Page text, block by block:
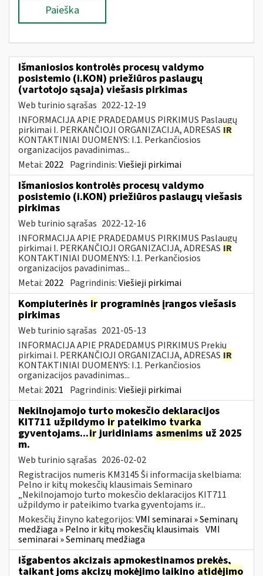
Paieška
Išmaniosios kontrolės procesų valdymo
posistemio (i.KON) priežiūros paslaugų
(vartotojo sąsaja) viešasis pirkimas
Web turinio sąrašas 2022-12-19
INFORMACIJA APIE PRADEDAMUS PIRKIMUS Paslaugų
pirkimai I. PERKANČIOJI ORGANIZACIJA, ADRESAS IR
KONTAKTINIAI DUOMENYS: I.1. Perkančiosios
organizacijos pavadinimas...
Metai: 2022 Pagrindinis:Viešieji pirkimai
Išmaniosios kontrolės procesų valdymo
posistemio (i.KON) priežiūros paslaugų viešasis
pirkimas
Web turinio sąrašas 2022-12-16
INFORMACIJA APIE PRADEDAMUS PIRKIMUS Paslaugų
pirkimai I. PERKANČIOJI ORGANIZACIJA, ADRESAS IR
KONTAKTINIAI DUOMENYS: I.1. Perkančiosios
organizacijos pavadinimas...
Metai: 2022 Pagrindinis:Viešieji pirkimai
Kompiuterinės ir programinės įrangos viešasis
pirkimas
Web turinio sąrašas 2021-05-13
INFORMACIJA APIE PRADEDAMUS PIRKIMUS Prekių
pirkimai I. PERKANČIOJI ORGANIZACIJA, ADRESAS IR
KONTAKTINIAI DUOMENYS: I.1. Perkančiosios
organizacijos pavadinimas...
Metai: 2021 Pagrindinis:Viešieji pirkimai
Nekilnojamojo turto mokesčio deklaracijos
KIT711 užpildymo ir pateikimo tvarka
gyventojams...irjuridiniams asmenims už 2025
m.
Web turinio sąrašas 2026-02-02
Registracijos numeris KM3145 Ši informacija skelbiama:
Pelno ir kitų mokesčių klausimais Seminaro
„Nekilnojamojo turto mokesčio deklaracijos KIT711
užpildymo ir pateikimo tvarka gyventojams ir...
Mokesčių žinyno kategorijos:VMI seminarai » Seminarų
medžiaga » Pelno ir kitų mokesčių klausimais VMI
seminarai » Seminarų medžiaga
išgabentos akcizais apmokestinamos prekės,
taikant joms akcizų mokėjimo laikino atidėjimo